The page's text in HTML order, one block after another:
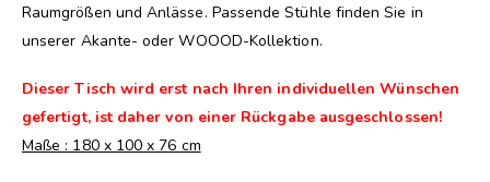
Raumgrößen und Anlässe. Passende Stühle finden Sie in
unserer Akante- oder WOOOD-Kollektion.
Dieser Tisch wird erst nach Ihren individuellen Wünschen
gefertigt, ist daher von einer Rückgabe ausgeschlossen!
Maße : 180 x 100 x 76 cm